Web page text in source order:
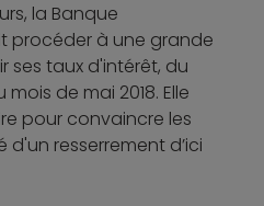
la Banque
procéder à une grande
ses taux d'intérêt, du
de mai 2018. Elle
pour convaincre les
d'un resserrement d’ici